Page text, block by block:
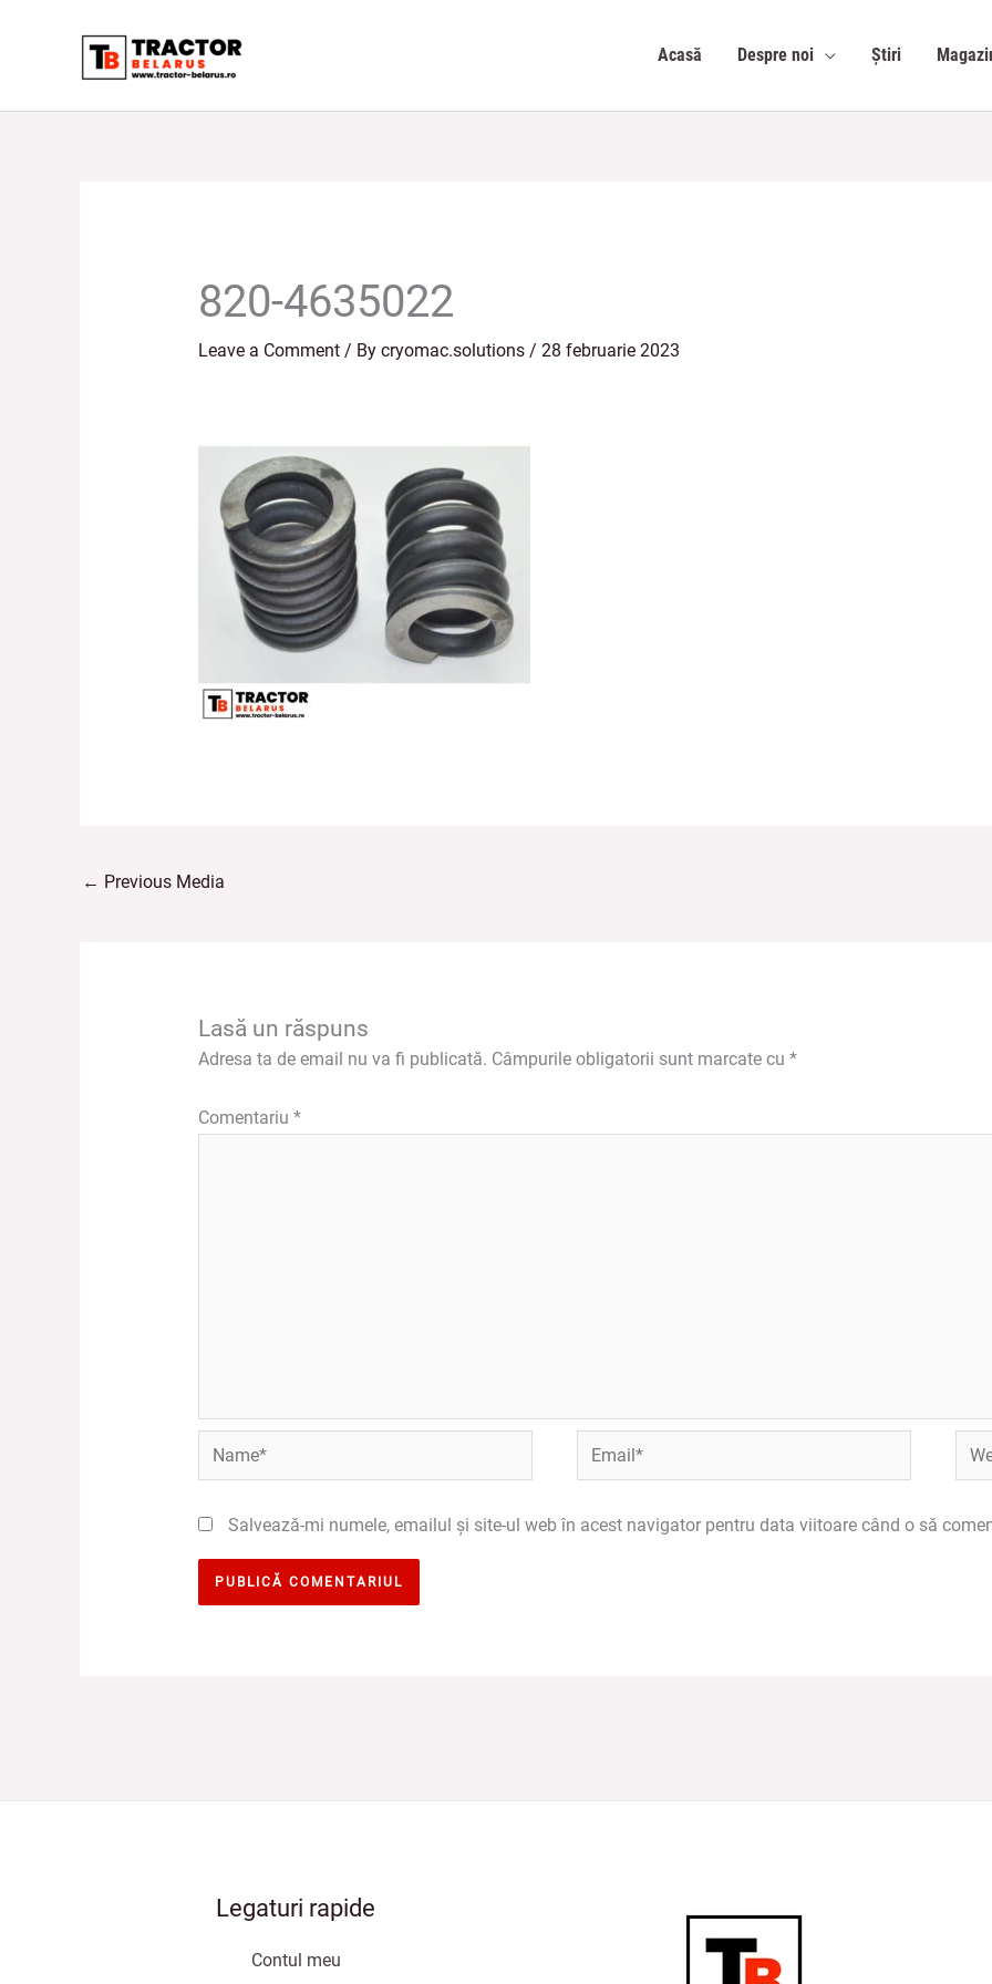
Acasă Despre noi Știri
820-4635022
Leave a Comment / By cryomac.solutions / 28 februarie 2023
← Previous Media
Lasă un răspuns
Adresa ta de email nu va fi publicată. Câmpurile obligatorii sunt marcate cu *
Comentariu *
Name* Email*
Salvează-mi numele, emailul și site-ul web în acest navigator pentru data viitoare când o să
Legaturi rapide
Contul meu